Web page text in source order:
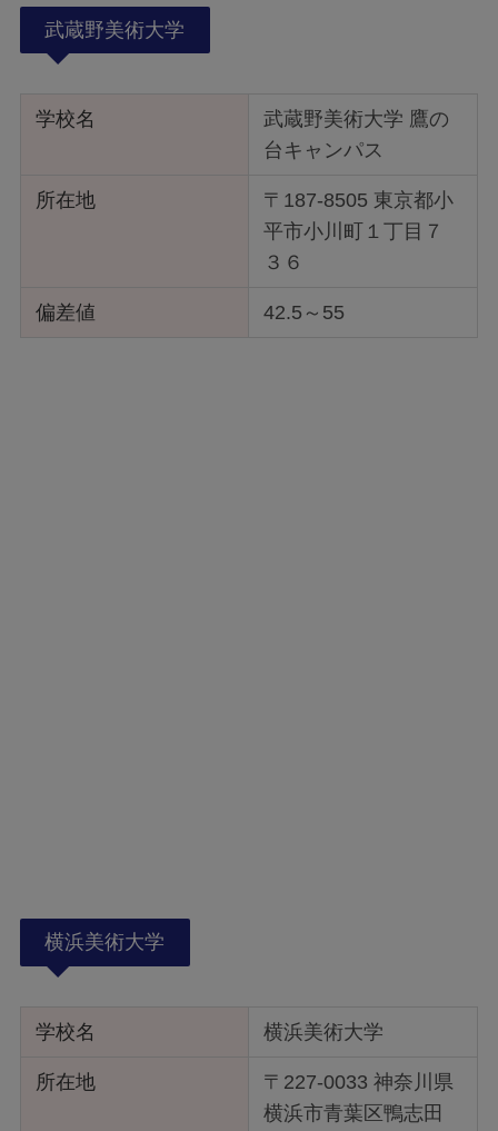
武蔵野美術大学
学校名
武蔵野美術大学 鷹の
台キャンパス
所在地
〒187-8505 東京都小
平市小川町１丁目７
３６
偏差値 42.5～55
横浜美術大学
学校名 横浜美術大学
所在地
〒227-0033 神奈川県
横浜市青葉区鴨志田